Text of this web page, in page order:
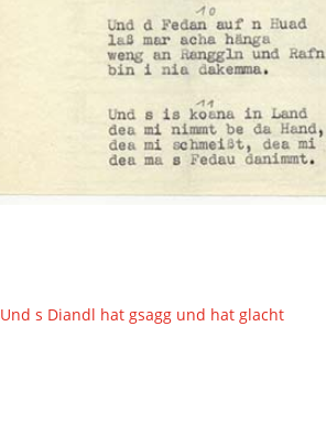
Und s Diandl hat gsagg und hat glacht